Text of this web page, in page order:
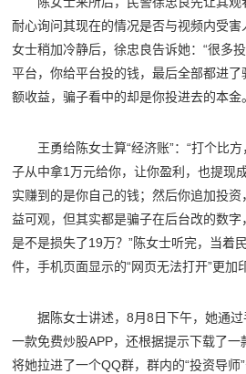
耐心询问其现在的情况是否与视频内受
女士稍加冷静后，徐忠良告诉她：“很多
平台，你给平台投的钱，最后全部都进
额收益，骗子看中的却是你投进去的本金
王勇给陈女士算“经济账”：“打个比
子从中拿1万元给你，让你盈利，也提现
实赚到的是你自己的钱；然后你追加投
益可观，但其实都是骗子在后台改的数
是不是损失了19万？”陈女士听完，当着
件，手机页面显示的“网页无法打开”更加
据陈女士讲述，8月8日下午，她通
一款免费炒股APP，还根据提示下载了一
将她拉进了一个QQ群，群内的“投资导师